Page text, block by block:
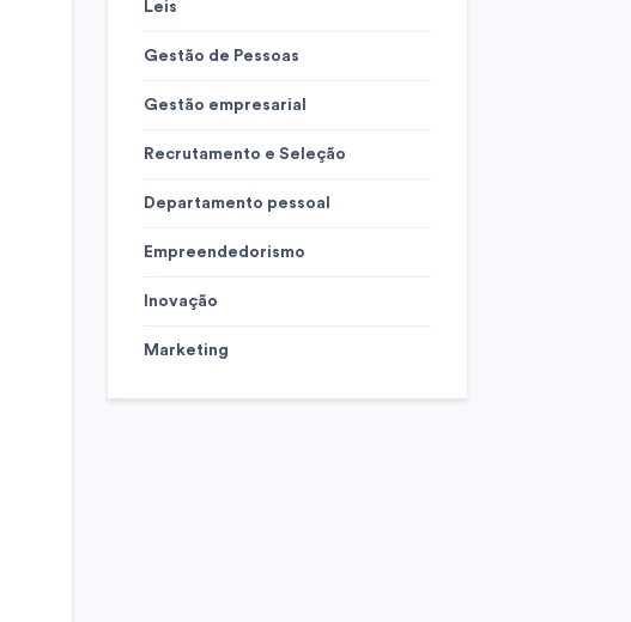
Leis
Gestão de Pessoas
Gestão empresarial
Recrutamento e Seleção
Departamento pessoal
Empreendedorismo
Inovação
Marketing